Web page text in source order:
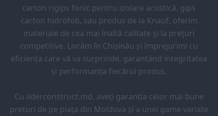
carton rigips fonic pentru izolare acustică, gips
carton hidrofob, sau produs de la Knauf, oferim
materiale de cea mai înaltă calitate și la prețuri
competitive. Livrăm în Chișinău și împrejurimi cu
eficiența care vă va surprinde, garantând integritatea
și performanța fiecărui produs.
Cu liderconstruct.md, aveți garanția celor mai bune
prețuri de pe piața din Moldova și a unei game variate